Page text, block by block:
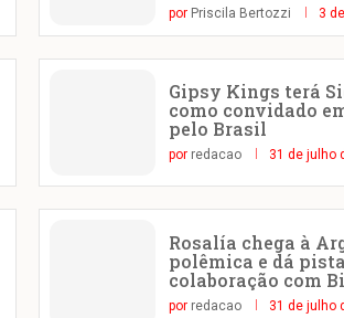
por Priscila Bertozzi 3
Gipsy Kings terá
como convidado
pelo Brasil
por redacao 31 de julho
Rosalía chega à
polêmica e dá
colaboração com
por redacao 31 de julho